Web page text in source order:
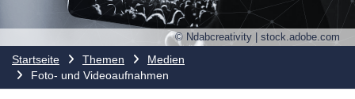
© Ndabcreativity | stock.adobe.com
Startseite Themen
Medien
Foto- und Videoaufnahmen